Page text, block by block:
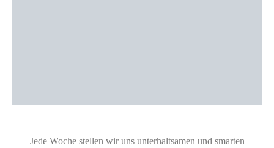
Jede Woche stellen wir uns unterhaltsamen und smarten